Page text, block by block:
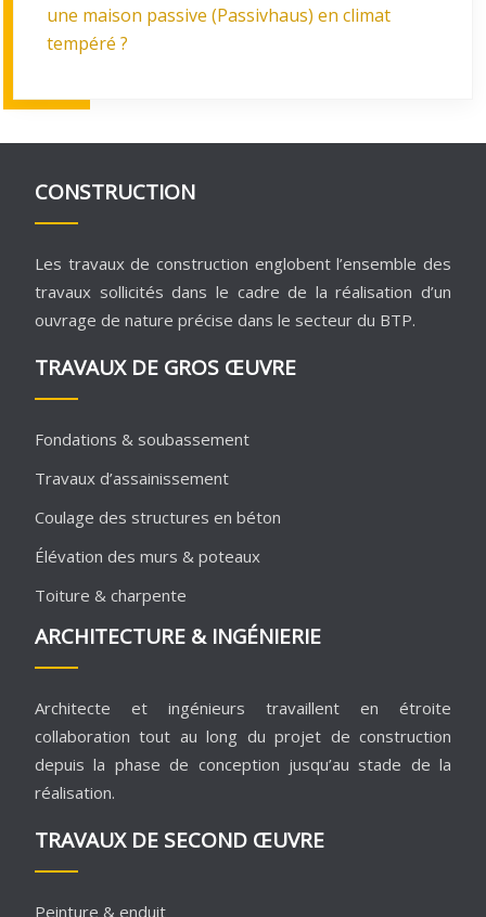
une maison passive (Passivhaus) en climat
tempéré ?
CONSTRUCTION
Les travaux de construction englobent l’ensemble des
travaux sollicités dans le cadre de la réalisation d’un
ouvrage de nature précise dans le secteur du BTP.
TRAVAUX DE GROS ŒUVRE
Fondations & soubassement
Travaux d’assainissement
Coulage des structures en béton
Élévation des murs & poteaux
Toiture & charpente
ARCHITECTURE & INGÉNIERIE
Architecte et ingénieurs travaillent en étroite
collaboration tout au long du projet de construction
depuis la phase de conception jusqu’au stade de la
réalisation.
TRAVAUX DE SECOND ŒUVRE
Peinture & enduit